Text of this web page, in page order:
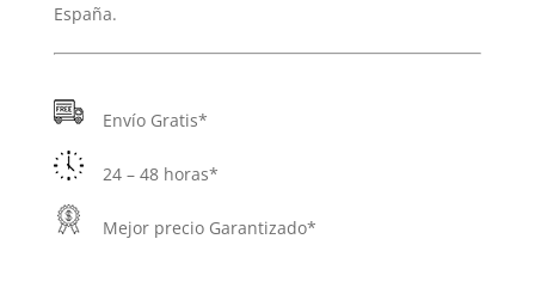
España.
Envío Gratis*
24 – 48 horas*
Mejor precio Garantizado*